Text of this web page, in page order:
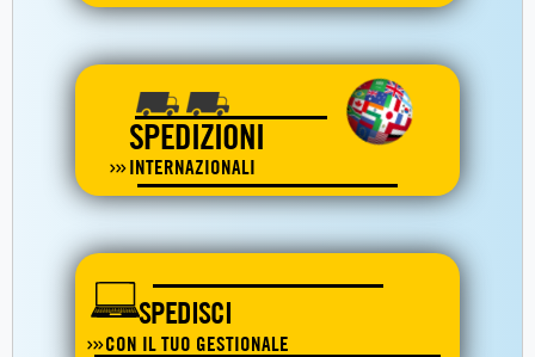
SPEDIZIONI
INTERNAZIONALI
SPEDISCI
CON IL TUO GESTIONALE